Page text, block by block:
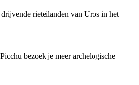
rieteilanden van Uros in het
bezoek je meer archelogische